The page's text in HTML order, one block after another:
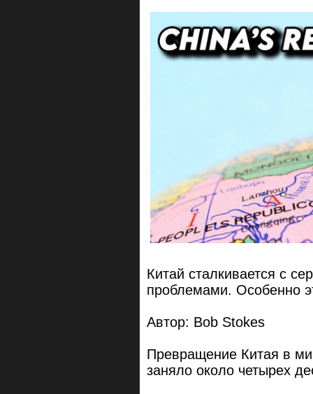
Китай сталкивается с
проблемами. Особенно
Автор: Bob Stokes
Превращение Китая в
заняло около четырех